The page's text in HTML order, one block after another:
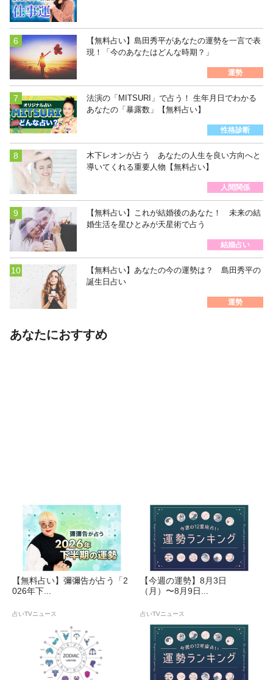
【無料占い】島田秀平があなたの運勢を一言で表
現！「今のあなたはどんな時期？」
運勢
法演の「MITSURI」で占う！ 生年月日でわかる
あなたの「暴露数」【無料占い】
性格診断
木下レオンが占う あなたの人生を良い方向へと
導いてくれる重要人物【無料占い】
人間関係
【無料占い】これが結婚後のあなた！ 未来の結
婚生活を星ひとみが天星術で占う
結婚占い
【無料占い】あなたの今の運勢は？ 島田秀平の
誕生日占い
運勢
あなたにおすすめ
【無料占い】彌彌告が占う「2
026年下...
占いTVニュース
【今週の運勢】8月3日
（月）〜8月9日...
占いTVニュース